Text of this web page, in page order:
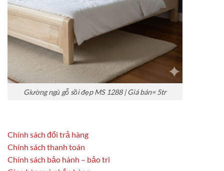
Giường ngủ gỗ sồi đẹp MS 1288 | Giá bán= 5tr
Chính sách đổi trả hàng
Chính sách thanh toán
Chính sách bảo hành – bảo trì